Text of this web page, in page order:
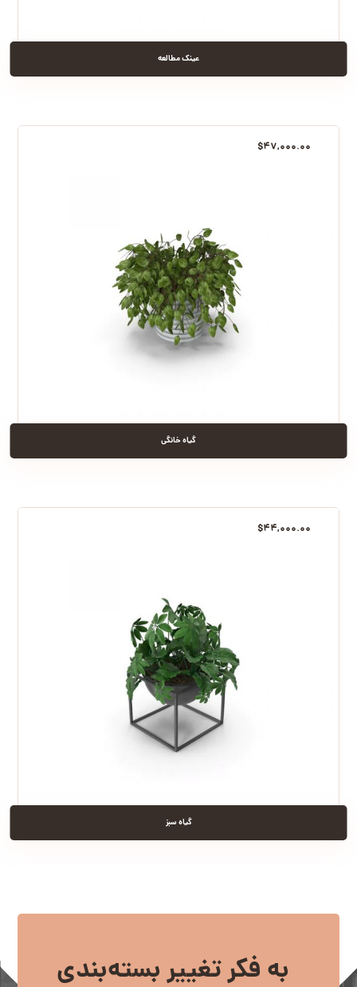
عینک مطالعه
گیاه خانگی
$۴۷,۰۰۰.۰۰
گیاه سبز
$۴۴,۰۰۰.۰۰
به فکر تغییر بسته‌بندی